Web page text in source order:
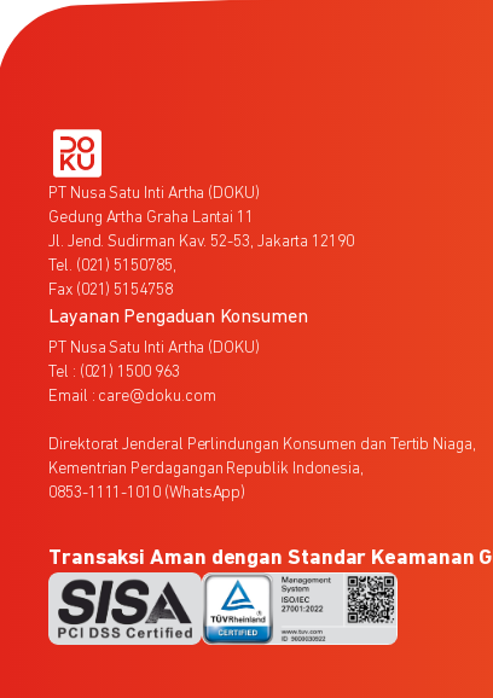
PT Nusa Satu Inti Artha (DOKU)
Gedung Artha Graha Lantai 11
Jl. Jend. Sudirman Kav. 52-53, Jakarta 12190
Tel. (021) 5150785,
Fax (021) 5154758
Layanan Pengaduan Konsumen
PT Nusa Satu Inti Artha (DOKU)
Tel : (021) 1500 963
Email : care@doku.com
Direktorat Jenderal Perlindungan Konsumen dan Tertib Niaga,
Kementrian Perdagangan Republik Indonesia,
0853-1111-1010 (WhatsApp)
Transaksi Aman dengan Standar Keamanan